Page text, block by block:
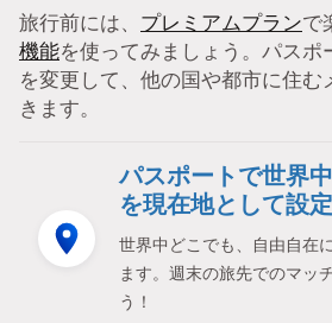
旅行前には、 プレミアムプランで
機能を使ってみましょう。パスポ
を変更して、他の国や都市に住
きます。
パスポートで世界
を現在地として設
世界中どこでも、自由自在
ます。週末の旅先でのマッ
う！